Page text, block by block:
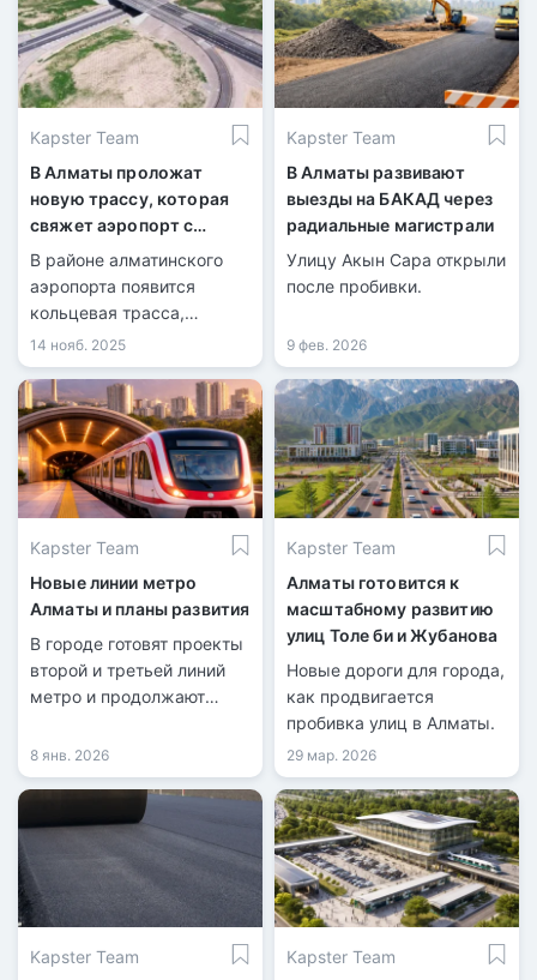
Kapster Team
В Алматы проложат
новую трассу, которая
свяжет аэропорт с
БАКАД
В районе алматинского
аэропорта появится
кольцевая трасса,
соединяющая его с
БАКАД.
14 нояб. 2025
Kapster Team
В Алматы развивают
выезды на БАКАД через
радиальные магистрали
Улицу Акын Сара открыли
после пробивки.
9 фев. 2026
Kapster Team
Новые линии метро
Алматы и планы развития
В городе готовят проекты
второй и третьей линий
метро и продолжают
8 янв. 2026
Kapster Team
Алматы готовится к
масштабному развитию
улиц Толе би и Жубанова
Новые дороги для города,
как продвигается
пробивка улиц в Алматы.
29 мар. 2026
Kapster Team
Kapster Team